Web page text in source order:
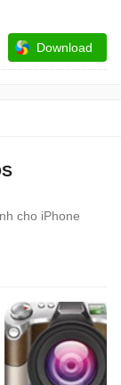
Download
cho iPhone